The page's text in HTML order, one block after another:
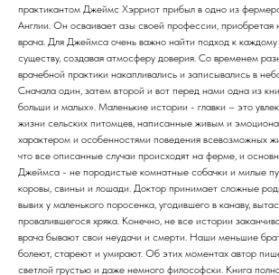
практикантом Джеймс Хэрриот прибыл в одно из
Англии. Он осваивает азы своей профессии, приобретая
врача. Для Джеймса очень важно найти подход к каждому
существу, создавая атмосферу доверия. Со временем
врачебной практики накапливались и записывались в
Сначала один, затем второй и вот перед нами одна из
больши и малых». Маленькие истории - главки – это
жизни сельских питомцев, написанные живым и
характером и особенностями поведения всевозможных
что все описанные случаи происходят на ферме, и
Джеймса - не породистые комнатные собачки и милые
коровы, свиньи и лошади. Доктор принимает сложные
вывих у маленького поросенка, угодившего в канаву,
провалившегося хряка. Конечно, не все истории
врача бывают свои неудачи и смерти. Наши меньшие
болеют, стареют и умирают. Об этих моментах автор
светлой грустью и даже немного философски. Книга